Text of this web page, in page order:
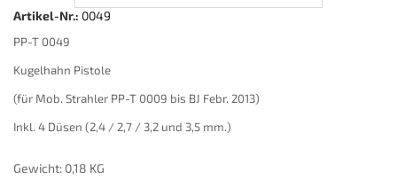
Artikel-Nr.: 0049
PP-T 0049
Kugelhahn Pistole
(für Mob. Strahler PP-T 0009 bis BJ Febr. 2013)
Inkl. 4 Düsen (2,4 / 2,7 / 3,2 und 3,5 mm.)
Gewicht: 0,18 KG